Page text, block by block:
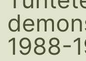
1988-